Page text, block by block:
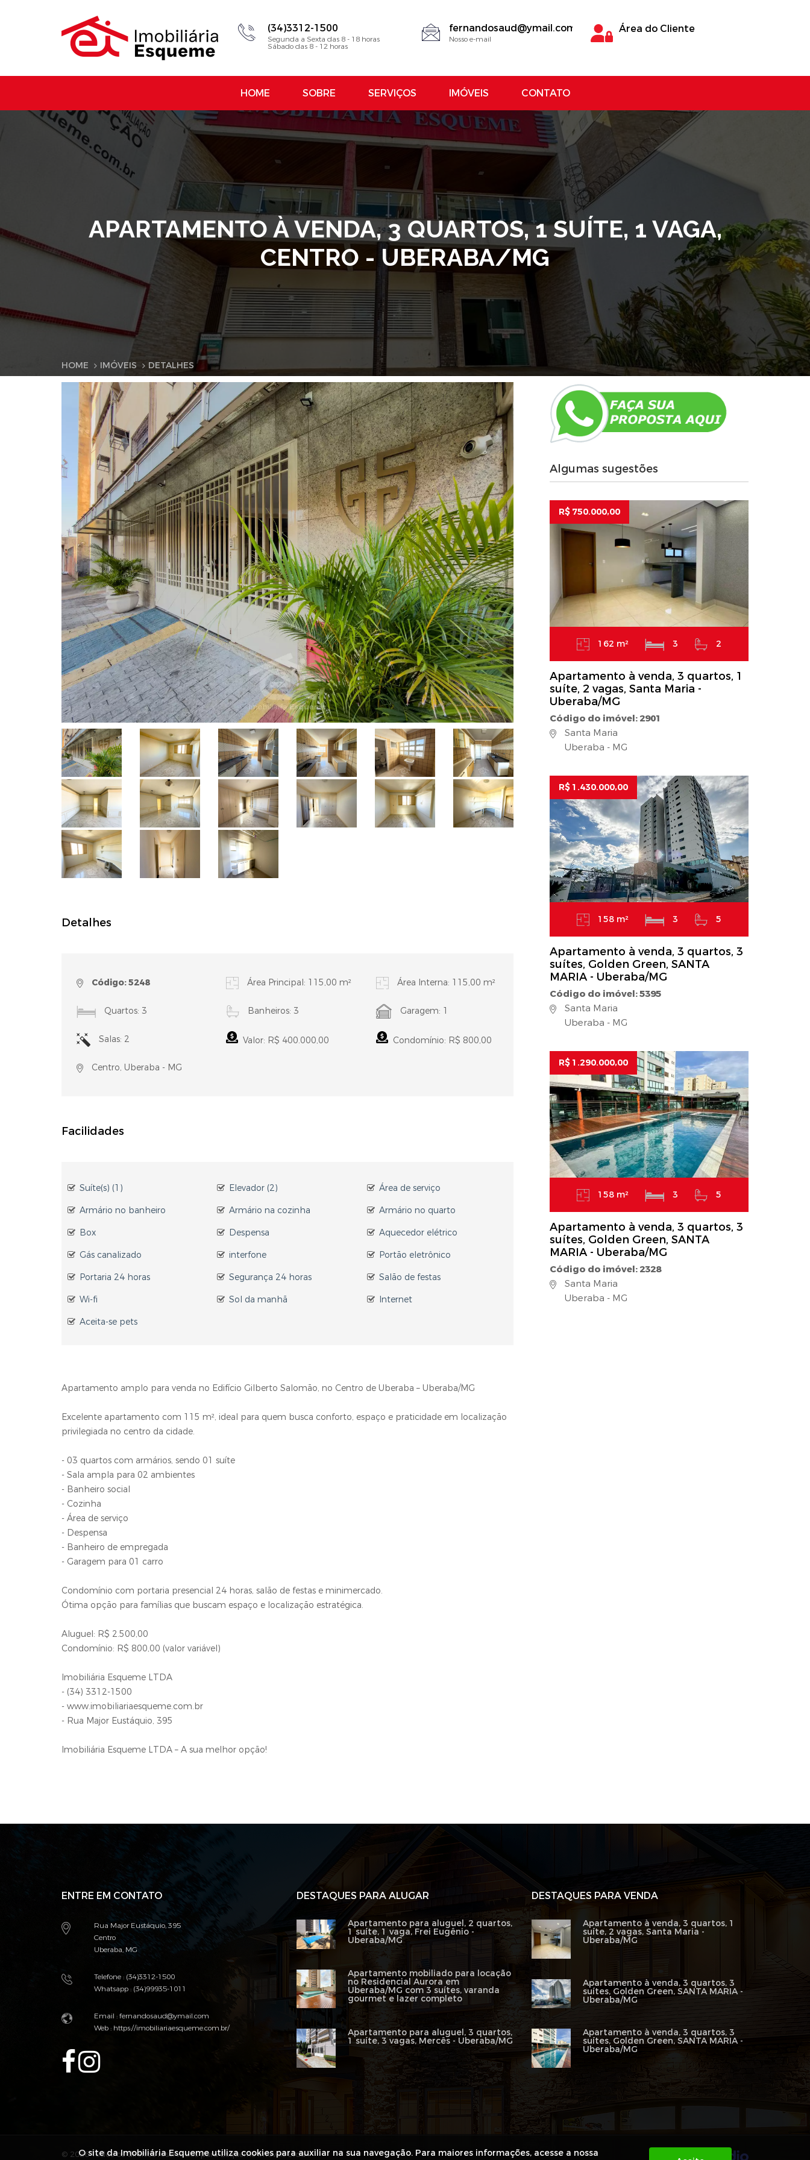
(34)3312-1500
Segunda a Sexta das 8 - 18 horas
Sábado das 8 - 12 horas
fernandosaud@ymail.com
Nosso e-mail
Área do Cliente
HOME SOBRE SERVIÇOS IMÓVEIS CONTATO
APARTAMENTO À VENDA, 3 QUARTOS, 1 SUÍTE, 1 VAGA,
CENTRO - UBERABA/MG
HOME IMÓVEIS DETALHES
Detalhes
Código: 5248 Área Principal: 115,00 m² Área Interna: 115,00 m²
Quartos: 3 Banheiros: 3 Garagem: 1
Salas: 2 Valor: R$ 400.000,00 Condomínio: R$ 800,00
Centro, Uberaba - MG
Facilidades
Suíte(s) (1) Elevador (2)
Área de serviço
Armário no banheiro
Armário na cozinha
Armário no quarto
Box
Despensa
Aquecedor elétrico
Gás canalizado
interfone
Portão eletrônico
Portaria 24 horas
Segurança 24 horas
Salão de festas
Wi-fi
Sol da manhã
Internet
Aceita-se pets
Apartamento amplo para venda no Edifício Gilberto Salomão, no Centro de Uberaba – Uberaba/MG
Excelente apartamento com 115 m², ideal para quem busca conforto, espaço e praticidade em localização
privilegiada no centro da cidade.
- 03 quartos com armários, sendo 01 suíte
- Sala ampla para 02 ambientes
- Banheiro social
- Cozinha
- Área de serviço
- Despensa
- Banheiro de empregada
- Garagem para 01 carro
Condomínio com portaria presencial 24 horas, salão de festas e minimercado.
Ótima opção para famílias que buscam espaço e localização estratégica.
Aluguel: R$ 2.500,00
Condomínio: R$ 800,00 (valor variável)
Imobiliária Esqueme LTDA
- (34) 3312-1500
- www.imobiliariaesqueme.com.br
- Rua Major Eustáquio, 395
Imobiliária Esqueme LTDA – A sua melhor opção!
Algumas sugestões
R$ 750.000,00
162 m² 3 2
Apartamento à venda, 3 quartos, 1
suíte, 2 vagas, Santa Maria -
Uberaba/MG
Código do imóvel: 2901
Santa Maria
Uberaba - MG
R$ 1.430.000,00
158 m² 3 5
Apartamento à venda, 3 quartos, 3
suítes, Golden Green, SANTA
MARIA - Uberaba/MG
Código do imóvel: 5395
Santa Maria
Uberaba - MG
R$ 1.290.000,00
158 m² 3 5
Apartamento à venda, 3 quartos, 3
suítes, Golden Green, SANTA
MARIA - Uberaba/MG
Código do imóvel: 2328
Santa Maria
Uberaba - MG
ENTRE EM CONTATO
Rua Major Eustáquio, 395
Centro
Uberaba, MG
Telefone : (34)3312-1500
Whatsapp : (34)99935-1011
Email :fernandosaud@ymail.com
Web : https://imobiliariaesqueme.com.br/
DESTAQUES PARA ALUGAR
Apartamento para aluguel, 2 quartos,
1 suíte, 1 vaga, Frei Eugênio -
Uberaba/MG
Apartamento mobiliado para locação
no Residencial Aurora em
Uberaba/MG com 3 suítes, varanda
gourmet e lazer completo
Apartamento para aluguel, 3 quartos,
1 suíte, 3 vagas, Mercês - Uberaba/MG
DESTAQUES PARA VENDA
Apartamento à venda, 3 quartos, 1
suíte, 2 vagas, Santa Maria -
Uberaba/MG
Apartamento à venda, 3 quartos, 3
suítes, Golden Green, SANTA MARIA -
Uberaba/MG
Apartamento à venda, 3 quartos, 3
suítes, Golden Green, SANTA MARIA -
Uberaba/MG
© 2026 Todos os direitos reservados para Esqueme Imoveis Ltda .
O site da Imobiliária Esqueme utiliza cookies para auxiliar na sua navegação. Para maiores informações, acesse a nossa